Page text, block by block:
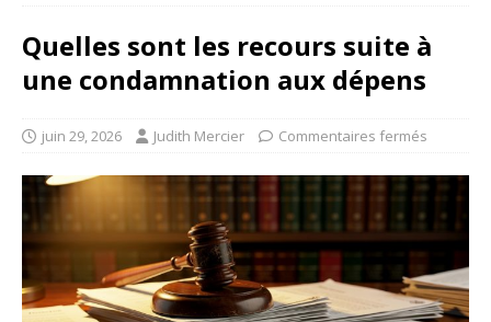
Quelles sont les recours suite à
une condamnation aux dépens
juin 29, 2026 Judith Mercier Commentaires fermés